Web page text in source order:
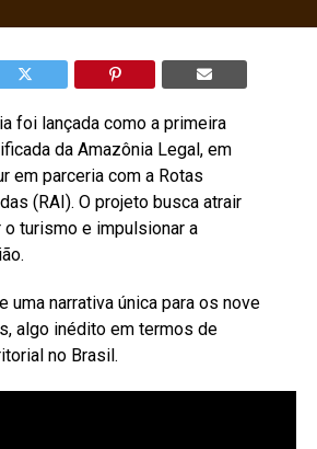
foi lançada como a primeira
da Amazônia Legal, em
em parceria com a Rotas
(RAI). O projeto busca atrair
turismo e impulsionar a
uma narrativa única para os nove
algo inédito em termos de
no Brasil.